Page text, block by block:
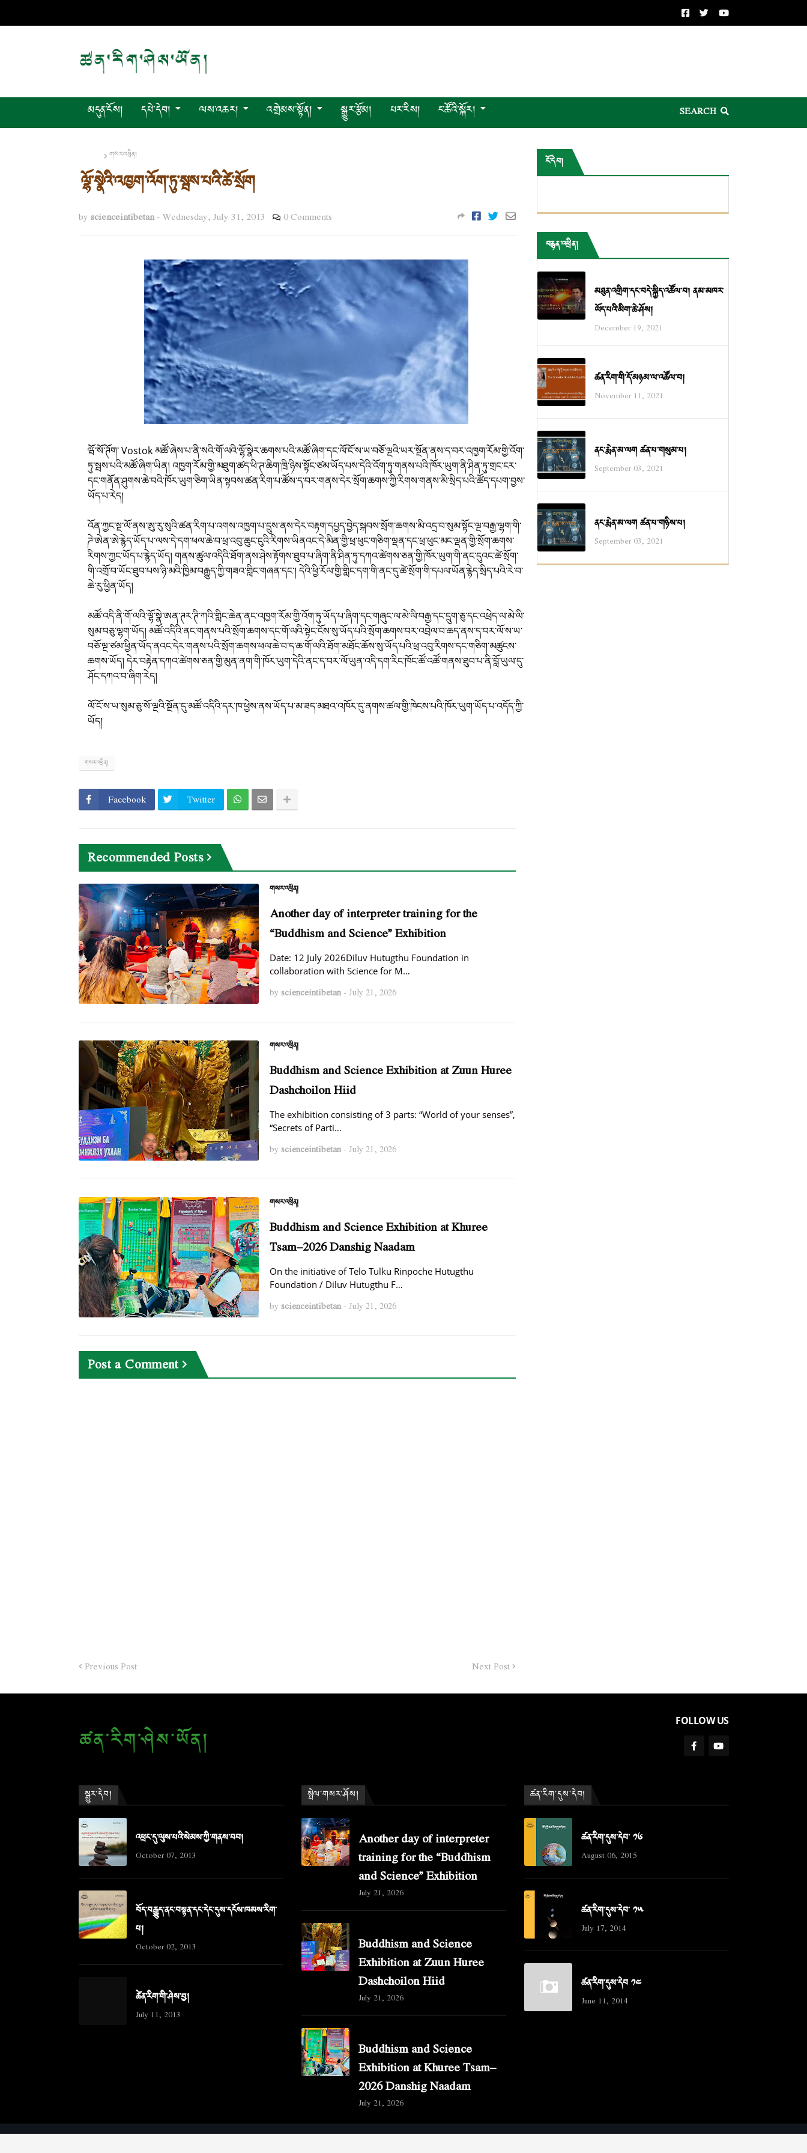
མདུན་ངོས། དཔེ་དེབ། ལས་འཆར། འགྲེམས་སྟོན། སྒྱུར་རྩོམ། པར་རིས། ང་ཚོའི་སྐོར། SEARCH
གསར་འཕྲིན།
ལྷོ་སྣེའི་འཁྱག་འོག་ཏུ་སྦས་པའི་ཚེ་སྲོག
by scienceintibetan - Wednesday, July 31, 2013 0 Comments
ཝོ་སོ་ཊོག་ Vostok མཚོ་ཞེས་པ་ནི་སའི་གོ་ལའི་ལྷོ་སྣེར་ཆགས་པའི་མཚོ་ཞིག་དང་ལོ་ངོ་ས་ཡ་བཅོ་ལྔའི་ཡར་སྔོན་ནས་ད་བར་འཁྱག་རོམ་གྱི་འོག་
ཏུ་སྦས་པའི་མཚོ་ཞིག་ཡིན། འཁྱག་རོམ་གྱི་མཐུག་ཚད་ཕི་ཊ་ཆིག་ཁྲི་ཉིས་སྟོང་ཙམ་ཡོད་པས་དེའི་འོག་ཏུ་གནས་པའི་ཁོར་ཡུག་ནི་ཤིན་ཏུ་གྲང་ངར་
དང་གནོན་ཤུགས་ཆེ་བའི་ཁོར་ཡུག་ཅིག་ཡིན་སྟབས་ཚན་རིག་པ་ཚོས་ད་བར་གནས་དེར་སྲོག་ཆགས་ཀྱི་རིགས་གནས་མི་སྲིད་པའི་ཚོད་དཔག་བྱས་
ཡོད་པ་རེད།
འོན་ཀྱང་སྔ་ལོ་ནས་ཨུ་རུ་སུའི་ཚན་རིག་པ་འགས་འཁྱག་པ་དྲུས་ནས་དེར་བརྟག་དཔྱད་བྱེད་སྐབས་སྲོག་ཆགས་མི་འདྲ་བ་སུམ་སྟོང་ལྔ་བརྒྱ་ལྷག་གི་
ཌེ་ཨེན་ཨེ་རྙེད་ཡོད་པ་ལས་དེ་དག་ཕལ་ཆེ་བ་ཕྲ་འབུ་ཆུང་ངུའི་རིགས་ཡིནའང་དེ་མིན་གྱི་ཕྲ་ཕུང་གཅིག་ལྡན་དང་ཕྲ་ཕུང་མང་ལྡན་གྱི་སྲོག་ཆགས་
རིགས་ཀྱང་ཡོད་པ་རྙེད་ཡོད། གནས་ཚུལ་འདིའི་ཐོག་ནས་ཤེས་རྟོགས་ཐུབ་པ་ཞིག་ནི་ཤིན་ཏུ་དཀའ་ཚེགས་ཅན་གྱི་ཁོར་ཡུག་གི་ནང་དུའང་ཚེ་སྲོག་
གི་འགྲོ་བ་ཡོང་ཐུབ་པས་ཉི་མའི་ཁྱིམ་བརྒྱུད་ཀྱི་གཟའ་གླིང་གཞན་དང་། དེའི་ཕྱི་རོལ་གྱི་གླིང་དག་གི་ནང་དུ་ཚེ་སྲོག་གི་དཔལ་ཡོན་རྙེད་སྲིད་པའི་རེ་བ་
ཆེ་རུ་ཕྱིན་ཡོད།
མཚོ་འདི་ནི་གོ་ལའི་ལྷོ་སྣེ་ཨན་ཊར་ཊི་ཀའི་གླིང་ཆེན་ནང་འཁྱག་རོམ་གྱི་འོག་ཏུ་ཡོད་པ་ཞིག་དང་གཞུང་ལ་མེ་ལི་བརྒྱ་དང་དྲུག་ཅུ་དང་འཕྲེད་ལ་མེ་ལི་
སུམ་བཅུ་ལྷག་ཡོད། མཚོ་འདིའི་ནང་གནས་པའི་སྲོག་ཆགས་དང་གོ་ལའི་སྟེང་ངོས་སུ་ཡོད་པའི་སྲོག་ཆགས་བར་འབྲེལ་བ་ཆད་ནས་ད་བར་ལོ་ས་ཡ་
བཅོ་ལྔ་ཙམ་ཕྱིན་ཡོད་ནའང་དེར་གནས་པའི་སྲོག་ཆགས་ཕལ་ཆེ་བ་ད་ཆ་གོ་ལའི་ཐོག་མཐོང་ཆོས་སུ་ཡོད་པའི་ཕྲ་འབུ་རིགས་དང་གཅིག་མཚུངས་
ཆགས་ཡོད། དེར་བརྟེན་དཀའ་ཚེགས་ཅན་གྱི་མུན་ནག་གི་ཁོར་ཡུག་དེའི་ནང་ད་བར་ལོ་ཡུན་འདི་དག་རིང་ཁོང་ཚོ་འཚོ་གནས་ཐུབ་པ་ནི་བློ་ཡུལ་དུ་
ཤོང་དཀའ་བ་ཞིག་རེད།
ལོ་ངོ་ས་ཡ་སུམ་ཅུ་སོ་ལྔའི་སྔོན་དུ་མཚོ་འདིའི་དར་ཁ་ཕྱེས་ནས་ཡོད་པ་མ་ཟད་མཐའ་འཁོར་དུ་ནགས་ཚལ་གྱི་ཁེངས་པའི་ཁོར་ཡུག་ཡོད་པ་འདོད་ཀྱི་
ཡོད།
གསར་འཕྲིན།
Facebook Twitter
Recommended Posts
གསར་འཕྲིན།
Another day of interpreter training for the
“Buddhism and Science” Exhibition
Date: 12 July 2026Diluv Hutugthu Foundation in
collaboration with Science for M…
by scienceintibetan - July 21, 2026
གསར་འཕྲིན།
Buddhism and Science Exhibition at Zuun Huree
Dashchoilon Hiid
The exhibition consisting of 3 parts: “World of your senses”,
“Secrets of Parti…
by scienceintibetan - July 21, 2026
གསར་འཕྲིན།
Buddhism and Science Exhibition at Khuree
Tsam–2026 Danshig Naadam
On the initiative of Telo Tulku Rinpoche Hutugthu
Foundation / Diluv Hutugthu F…
by scienceintibetan - July 21, 2026
Post a Comment
Previous Post Next Post
ངོ་དེབ།
བརྙན་འཕྲིན།
མཐུན་འགྲིག་དང་བདེ་སྐྱིད་འཚོལ་བ། ནམ་མཁར་
ཡོད་པའི་མིག་ཆེ་ཤོས།
December 19, 2021
ཚན་རིག་གི་དོ་མཉམ་ལ་འཚོལ་བ།
November 11, 2021
ནང་རྨེན་མ་ལག ཚན་པ་གསུམ་པ།
September 03, 2021
ནང་རྨེན་མ་ལག ཚན་པ་གཉིས་པ།
September 03, 2021
FOLLOW US
སྒྱུར་དེབ།
འཕྲང་དུ་ལུས་པའི་སེམས་ཀྱི་གནས་བབ།
October 07, 2013
བོད་བརྒྱུད་ནང་བསྟན་དང་དེང་དུས་དངོས་ཁམས་རིག་
པ།
October 02, 2013
ཚེན་རིག་གི་ཤེས་བྱ།
July 11, 2013
སྤེལ་གསར་ཤོས།
Another day of interpreter
training for the “Buddhism
and Science” Exhibition
July 21, 2026
Buddhism and Science
Exhibition at Zuun Huree
Dashchoilon Hiid
July 21, 2026
Buddhism and Science
Exhibition at Khuree Tsam–
2026 Danshig Naadam
July 21, 2026
ཚན་རིག་དུས་དེབ།
ཚན་རིག་དུས་དེབ་ ༡༦
August 06, 2015
ཚན་རིག་དུས་དེབ་ ༡༥
July 17, 2014
ཚན་རིག་དུས་དེབ ༡༤
June 11, 2014
Copyright ©2026www.scienceintibetan.org